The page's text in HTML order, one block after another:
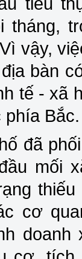
tiêu
tháng,
vậy,
bàn
tế - xã
Bắc.
đã
mối
cơ